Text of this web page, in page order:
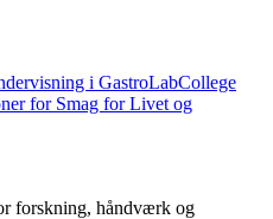
i GastroLabCollege
for Smag for Livet og
forskning, håndværk og